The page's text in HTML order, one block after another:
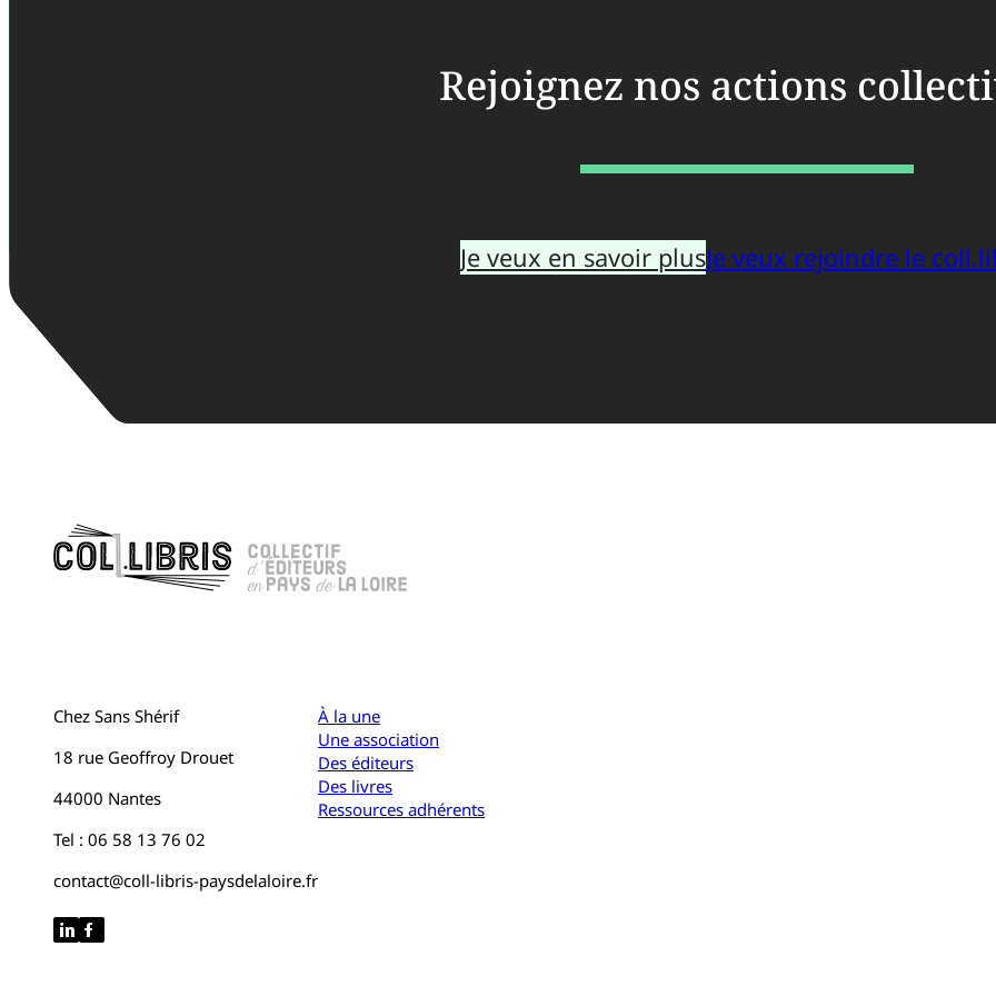
Rejoignez nos actions
Je veux en savoir plusJe veux rejoindre le
Chez Sans Shérif
18 rue Geoffroy Drouet
44000 Nantes
Tel : 06 58 13 76 02
contact@coll-libris-paysdelaloire.fr
À la une
Une association
Des éditeurs
Des livres
Ressources adhérents